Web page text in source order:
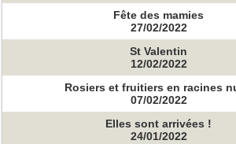
Fête des mamies
27/02/2022
St Valentin
12/02/2022
Rosiers et fruitiers en racines
07/02/2022
Elles sont arrivées !
24/01/2022